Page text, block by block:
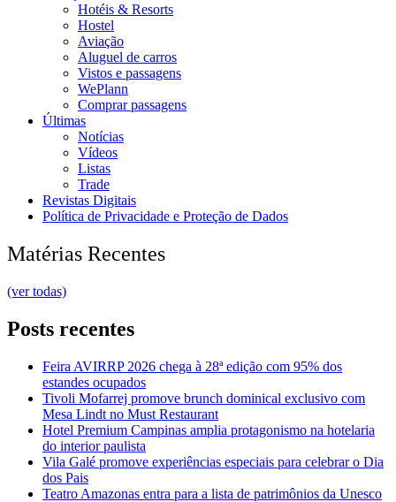
Hotéis & Resorts
Hostel
Aviação
Aluguel de carros
Vistos e passagens
WePlann
Comprar passagens
Últimas
Notícias
Vídeos
Listas
Trade
Revistas Digitais
Política de Privacidade e Proteção de Dados
Matérias Recentes
(ver todas)
Posts recentes
Feira AVIRRP 2026 chega à 28ª edição com 95% dos
estandes ocupados
Tivoli Mofarrej promove brunch dominical exclusivo com
Mesa Lindt no Must Restaurant
Hotel Premium Campinas amplia protagonismo na hotelaria
do interior paulista
Vila Galé promove experiências especiais para celebrar o Dia
dos Pais
Teatro Amazonas entra para a lista de patrimônios da Unesco